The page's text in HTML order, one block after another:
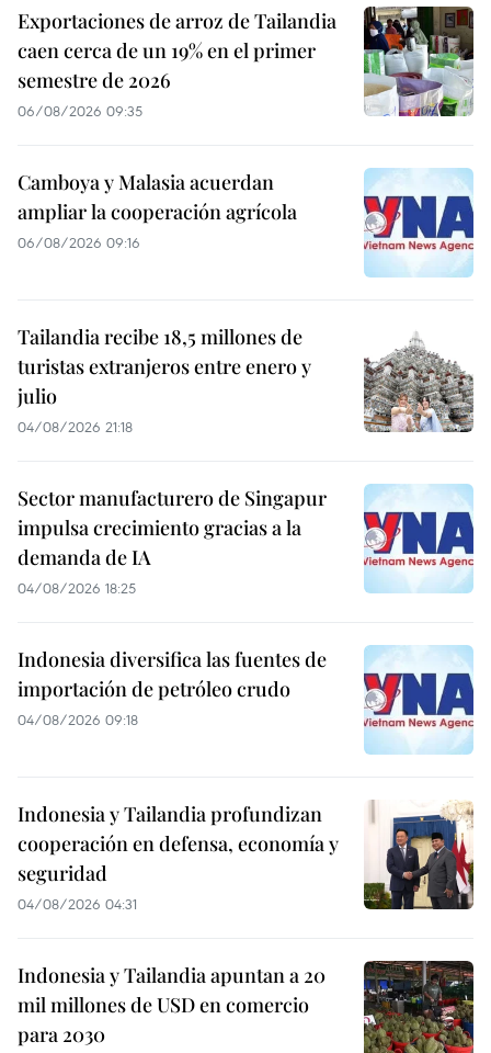
Exportaciones de arroz de Tailandia
caen cerca de un 19% en el primer
semestre de 2026
06/08/2026 09:35
Camboya y Malasia acuerdan
ampliar la cooperación agrícola
06/08/2026 09:16
Tailandia recibe 18,5 millones de
turistas extranjeros entre enero y
julio
04/08/2026 21:18
Sector manufacturero de Singapur
impulsa crecimiento gracias a la
demanda de IA
04/08/2026 18:25
Indonesia diversifica las fuentes de
importación de petróleo crudo
04/08/2026 09:18
Indonesia y Tailandia profundizan
cooperación en defensa, economía y
seguridad
04/08/2026 04:31
Indonesia y Tailandia apuntan a 20
mil millones de USD en comercio
para 2030